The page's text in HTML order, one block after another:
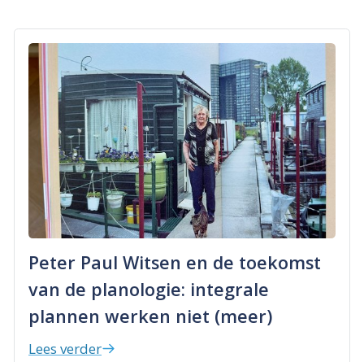
Peter Paul Witsen en de toekomst
van de planologie: integrale
plannen werken niet (meer)
Lees verder